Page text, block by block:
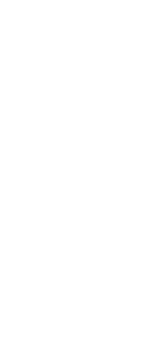
Dukung Ridwan